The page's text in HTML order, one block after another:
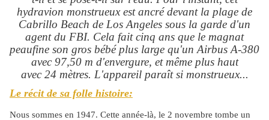
hydravion monstrueux est ancré devant la plage de
Cabrillo Beach de Los Angeles sous la garde d'un
agent du FBI. Cela fait cinq ans que le magnat
peaufine son gros bébé plus large qu'un Airbus A-380
avec 97,50 m d'envergure, et même plus haut
avec 24 mètres. L'appareil paraît si monstrueux...
Le récit de sa folle histoire:
Nous sommes en 1947. Cette année-là, le 2 novembre tombe un